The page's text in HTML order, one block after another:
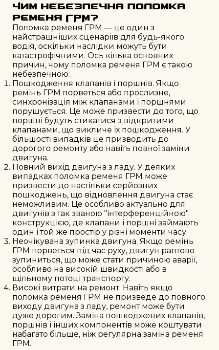
Чим небезпечна поломка
ременя ГРМ?
Поломка ременя ГРМ — це один з
найстрашніших сценаріїв для будь-якого
водія, оскільки наслідки можуть бути
катастрофічними. Ось кілька основних
причин, чому поломка ременя ГРМ є такою
небезпечною:
Пошкодження клапанів і поршнів. Якщо
ремінь ГРМ порветься або прослизне,
синхронізація між клапанами і поршнями
порушується. Це може призвести до того, що
поршні будуть стикатися з відкритими
клапанами, що викличе їх пошкодження. У
більшості випадків це призводить до
дорогого ремонту або навіть повної заміни
двигуна.
Повний вихід двигуна з ладу. У деяких
випадках поломка ременя ГРМ може
призвести до настільки серйозних
пошкоджень, що відновлення двигуна стає
неможливим. Це особливо актуально для
двигунів з так званою "інтерференційною"
конструкцією, де клапани і поршні займають
один і той же простір у різні моменти часу.
Неочікувана зупинка двигуна. Якщо ремінь
ГРМ порветься під час руху, двигун раптово
зупиниться, що може стати причиною аварії,
особливо на високій швидкості або в
щільному потоці транспорту.
Високі витрати на ремонт. Навіть якщо
поломка ременя ГРМ не призведе до повного
виходу двигуна з ладу, ремонт може бути
дуже дорогим. Заміна пошкоджених клапанів,
поршнів і інших компонентів може коштувати
набагато більше, ніж регулярна заміна ременя
ГРМ.